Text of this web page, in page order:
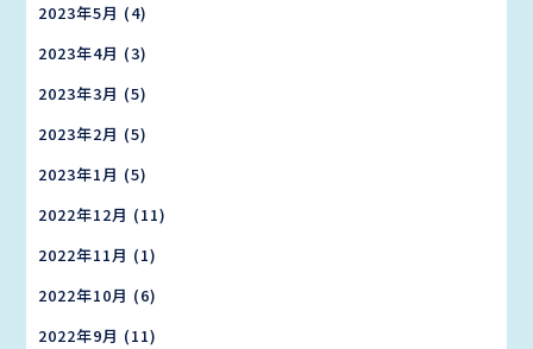
2023年5月 (4)
2023年4月 (3)
2023年3月 (5)
2023年2月 (5)
2023年1月 (5)
2022年12月 (11)
2022年11月 (1)
2022年10月 (6)
2022年9月 (11)